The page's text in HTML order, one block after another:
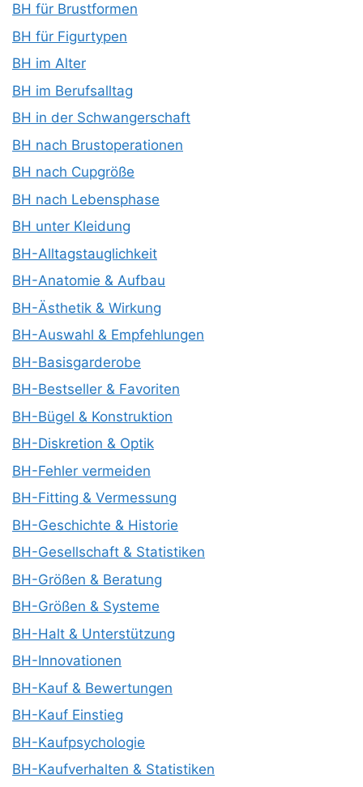
BH für Brustformen
BH für Figurtypen
BH im Alter
BH im Berufsalltag
BH in der Schwangerschaft
BH nach Brustoperationen
BH nach Cupgröße
BH nach Lebensphase
BH unter Kleidung
BH-Alltagstauglichkeit
BH-Anatomie & Aufbau
BH-Ästhetik & Wirkung
BH-Auswahl & Empfehlungen
BH-Basisgarderobe
BH-Bestseller & Favoriten
BH-Bügel & Konstruktion
BH-Diskretion & Optik
BH-Fehler vermeiden
BH-Fitting & Vermessung
BH-Geschichte & Historie
BH-Gesellschaft & Statistiken
BH-Größen & Beratung
BH-Größen & Systeme
BH-Halt & Unterstützung
BH-Innovationen
BH-Kauf & Bewertungen
BH-Kauf Einstieg
BH-Kaufpsychologie
BH-Kaufverhalten & Statistiken